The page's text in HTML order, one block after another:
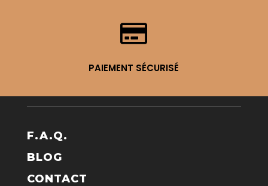

PAIEMENT SÉCURISÉ
F.A.Q.
BLOG
CONTACT